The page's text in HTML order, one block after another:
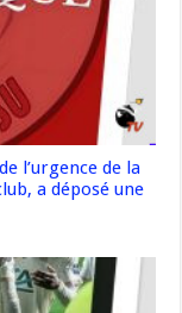
l’urgence de la
a déposé une